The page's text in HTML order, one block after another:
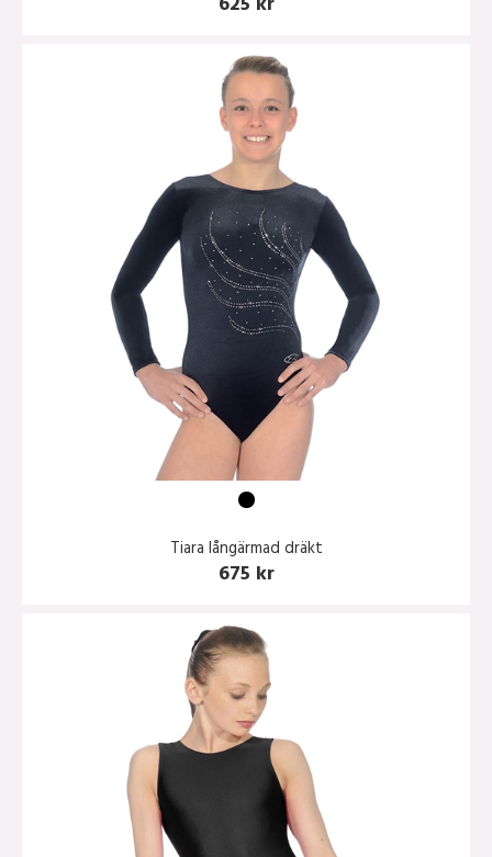
Tiara långärmad dräkt
675 kr